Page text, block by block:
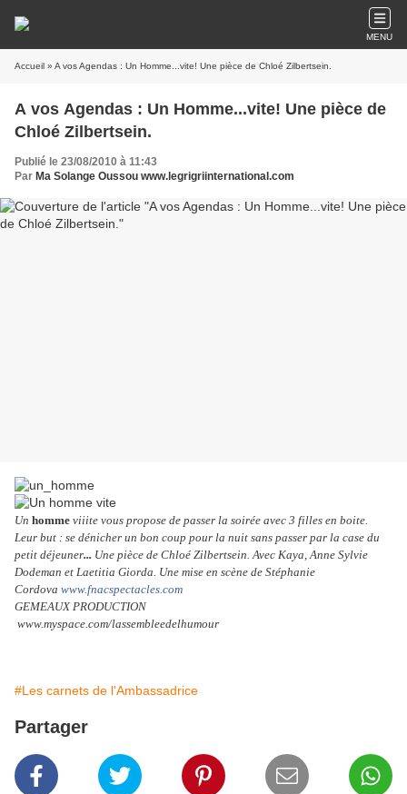
MENU
Accueil » A vos Agendas : Un Homme...vite! Une pièce de Chloé Zilbertsein.
A vos Agendas : Un Homme...vite! Une pièce de
Chloé Zilbertsein.
Publié le 23/08/2010 à 11:43
Par Ma Solange Oussou www.legrigriinternational.com
Un homme viiite vous propose de passer la soirée avec 3 filles en boite.
Leur but : se dénicher un bon coup pour la nuit sans passer par la case du
petit déjeuner... Une pièce de Chloé Zilbertsein. Avec Kaya, Anne Sylvie
Dodeman et Laetitia Giorda. Une mise en scène de Stéphanie
Cordova www.fnacspectacles.com
GEMEAUX PRODUCTION
www.myspace.com/lassembleedelhumour
#Les carnets de l'Ambassadrice
Partager